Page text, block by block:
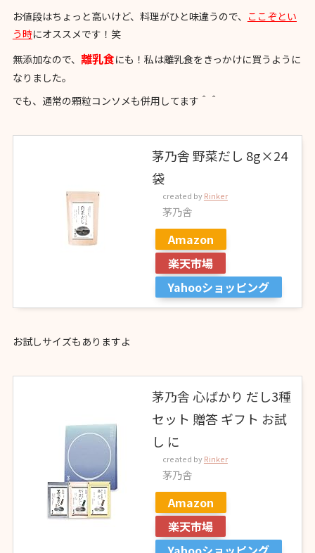
お値段はちょっと高いけど、料理がひと味違うので、 ここぞとい
う時にオススメです！笑
無添加なので、 離乳食にも！私は離乳食をきっかけに買うように
なりました。
でも、通常の顆粒コンソメも併用してます＾＾
茅乃舎 野菜だし 8g×24
袋
created by Rinker
茅乃舎
Amazon
楽天市場
Yahooショッピング
お試しサイズもありますよ
茅乃舎 心ばかり だし3種
セット 贈答 ギフト お試
し に
created by Rinker
茅乃舎
Amazon
楽天市場